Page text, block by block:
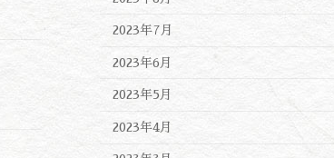
2023年7月
2023年6月
2023年5月
2023年4月